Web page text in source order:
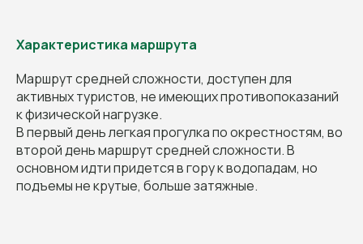
Характеристика маршрута
Маршрут средней сложности, доступен для
активных туристов, не имеющих противопоказаний
к физической нагрузке.
В первый день легкая прогулка по окрестностям, во
второй день маршрут средней сложности. В
основном идти придется в гору к водопадам, но
подъемы не крутые, больше затяжные.